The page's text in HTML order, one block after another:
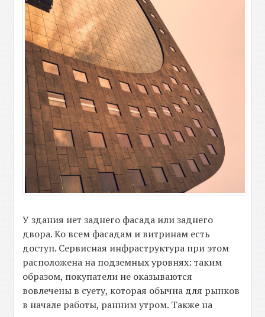
У здания нет заднего фасада или заднего
двора. Ко всем фасадам и витринам есть
доступ. Сервисная инфраструктура при этом
расположена на подземных уровнях: таким
образом, покупатели не оказываются
вовлечены в суету, которая обычна для рынков
в начале работы, ранним утром. Также на